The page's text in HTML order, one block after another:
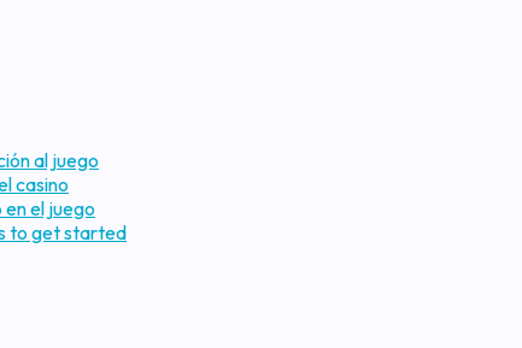
al juego
casino
el juego
to get started